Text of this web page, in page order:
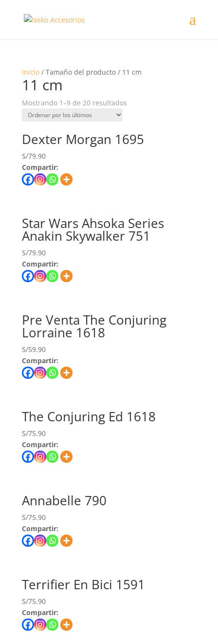
Inicio/ Tamaño del producto / 11 cm
11 cm
Mostrando 1–9 de 20 resultados
Dexter Morgan 1695
S/79.90
Compartir:
Star Wars Ahsoka Series
Anakin Skywalker 751
S/79.90
Compartir:
Pre Venta The Conjuring
Lorraine 1618
S/59.90
Compartir:
The Conjuring Ed 1618
S/75.90
Compartir:
Annabelle 790
S/75.90
Compartir:
Terrifier En Bici 1591
S/75.90
Compartir: